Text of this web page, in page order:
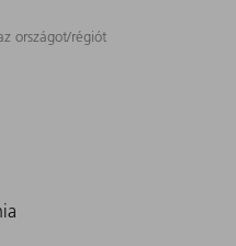
országot/régiót